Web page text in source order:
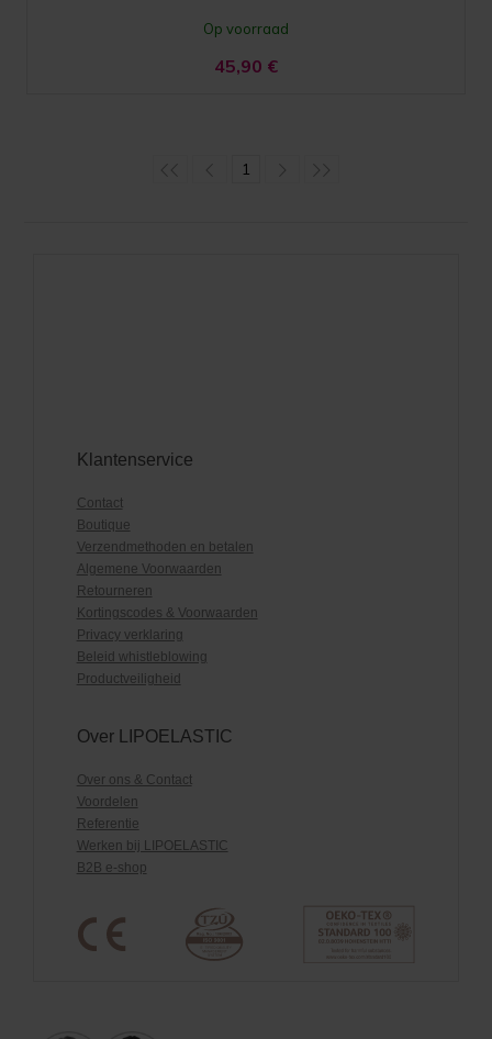
Op voorraad
45,90 €
1
Klantenservice
Contact
Boutique
Verzendmethoden en betalen
Algemene Voorwaarden
Retourneren
Kortingscodes & Voorwaarden
Privacy verklaring
Beleid whistleblowing
Productveiligheid
Over LIPOELASTIC
Over ons & Contact
Voordelen
Referentie
Werken bij LIPOELASTIC
B2B e-shop